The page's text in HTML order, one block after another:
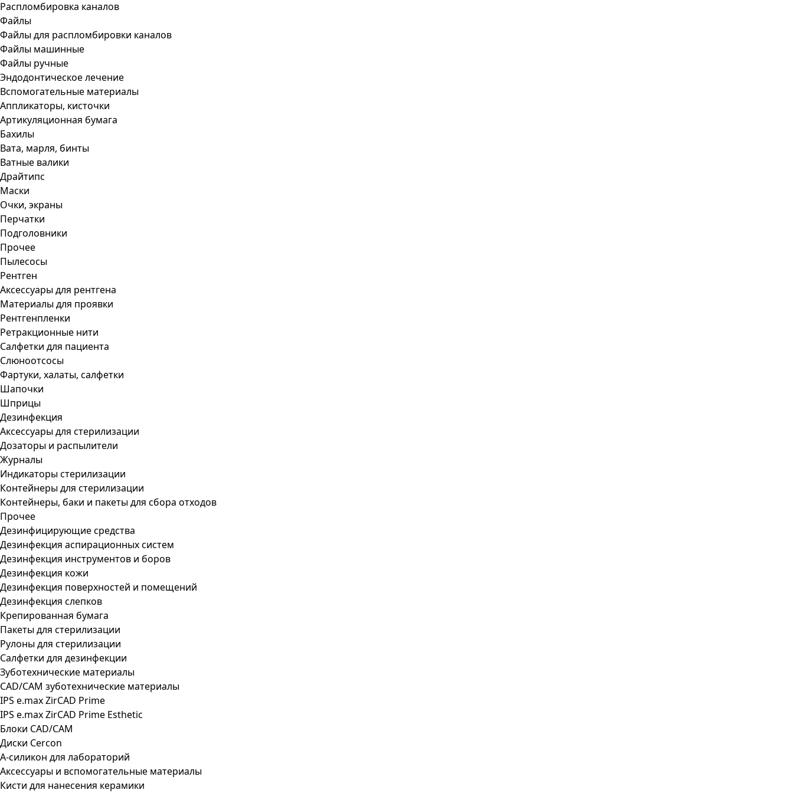
Распломбировка каналов
Файлы
Файлы для распломбировки каналов
Файлы машинные
Файлы ручные
Эндодонтическое лечение
Вспомогательные материалы
Аппликаторы, кисточки
Артикуляционная бумага
Бахилы
Вата, марля, бинты
Ватные валики
Драйтипс
Маски
Очки, экраны
Перчатки
Подголовники
Прочее
Пылесосы
Рентген
Аксессуары для рентгена
Материалы для проявки
Рентгенпленки
Ретракционные нити
Салфетки для пациента
Слюноотсосы
Фартуки, халаты, салфетки
Шапочки
Шприцы
Дезинфекция
Аксессуары для стерилизации
Дозаторы и распылители
Журналы
Индикаторы стерилизации
Контейнеры для стерилизации
Контейнеры, баки и пакеты для сбора отходов
Прочее
Дезинфицирующие средства
Дезинфекция аспирационных систем
Дезинфекция инструментов и боров
Дезинфекция кожи
Дезинфекция поверхностей и помещений
Дезинфекция слепков
Крепированная бумага
Пакеты для стерилизации
Рулоны для стерилизации
Салфетки для дезинфекции
Зуботехнические материалы
CAD/CAM зуботехнические материалы
IPS e.max ZirCAD Prime
IPS e.max ZirCAD Prime Esthetic
Блоки CAD/CAM
Диски Cercon
А-силикон для лабораторий
Аксессуары и вспомогательные материалы
Кисти для нанесения керамики